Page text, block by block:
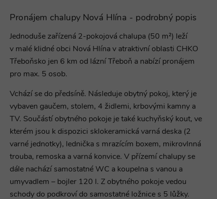
Pronájem chalupy Nová Hlína - podrobný popis
Jednoduše zařízená 2-pokojová chalupa (50 m²) leží
v malé klidné obci Nová Hlína v atraktivní oblasti CHKO
Třeboňsko jen 6 km od lázní Třeboň a nabízí pronájem
pro max. 5 osob.
Vchází se do předsíně. Následuje obytný pokoj, který je
vybaven gaučem, stolem, 4 židlemi, krbovými kamny a
TV. Součástí obytného pokoje je také kuchyňský kout, ve
kterém jsou k dispozici sklokeramická varná deska (2
varné jednotky), lednička s mrazícím boxem, mikrovlnná
trouba, remoska a varná konvice. V přízemí chalupy se
dále nachází samostatné WC a koupelna s vanou a
umyvadlem – bojler 120 l. Z obytného pokoje vedou
schody do podkroví do samostatné ložnice s 5 lůžky.